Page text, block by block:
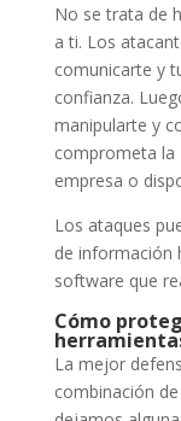
No se trata de
a ti. Los
comunicarte y
confianza.
manipularte y
comprometa la
empresa o
Los ataques
de información
software que
Cómo
La mejor
combinación